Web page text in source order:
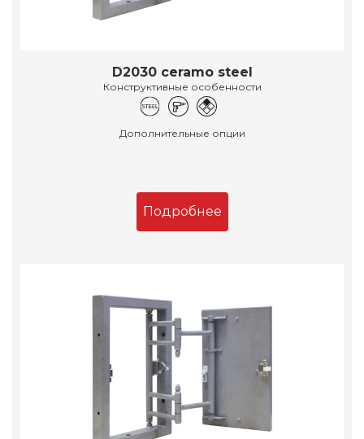
D2030 ceramo steel
Конструктивные особенности
Дополнительные опции
Подробнее